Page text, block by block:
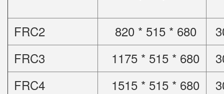
FRC2 820 * 515 * 680
FRC3
1175 * 515 * 680
FRC4
1515 * 515 * 680